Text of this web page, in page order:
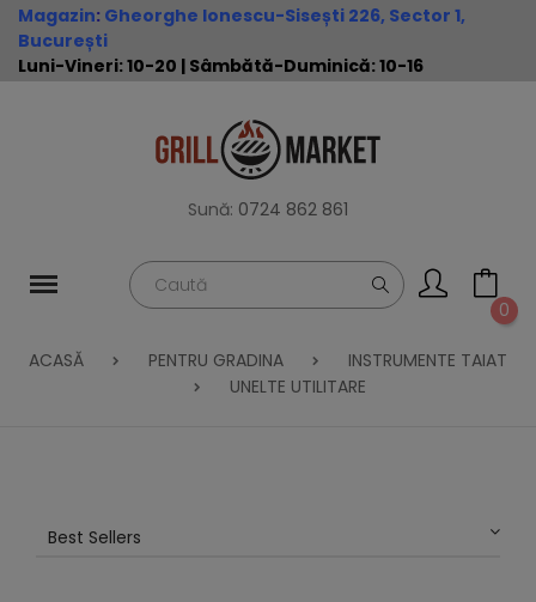
Magazin: Gheorghe Ionescu-Sisești 226, Sector 1,
București
Luni-Vineri: 10-20 | Sâmbătă-Duminică: 10-16
Sună: 0724 862 861
0
ACASĂ PENTRU GRADINA
INSTRUMENTE TAIAT
UNELTE UTILITARE
Best Sellers